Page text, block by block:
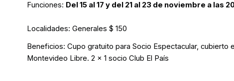
Funciones: Del 15 al 17 y del 21 al 23 de noviembre a
Localidades: Generales $ 150
Beneficios: Cupo gratuito para Socio Espectacular,
Montevideo Libre. 2 x 1 socio Club El País